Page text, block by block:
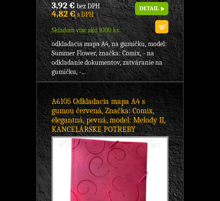
3,92 €bez DPH
4,82 €s DPH
Skladom viac ako 1000 ks
DETAIL
odkladacia mapa A4, na gumičku, model:
Summer Flower, značka: Comix, - na
odkladanie dokumentov, zatváranie na
gumičku, -...
A6105 Odkladacia mapa A4 s
gumou červená, Značka: Comix,
elegantná, pevná, model: Melody II,
KANCELÁRSKE POTREBY